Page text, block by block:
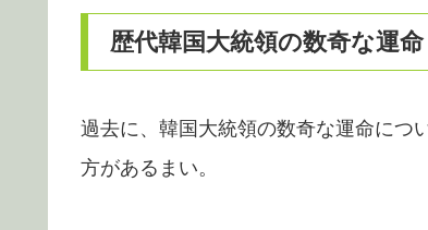
歴代韓国大統領の数奇な運命
過去に、韓国大統領の数奇な運命につ
方があるまい。